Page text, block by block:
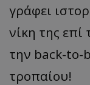
γράφει
νίκη της επί
την back-to-
τροπαίου!